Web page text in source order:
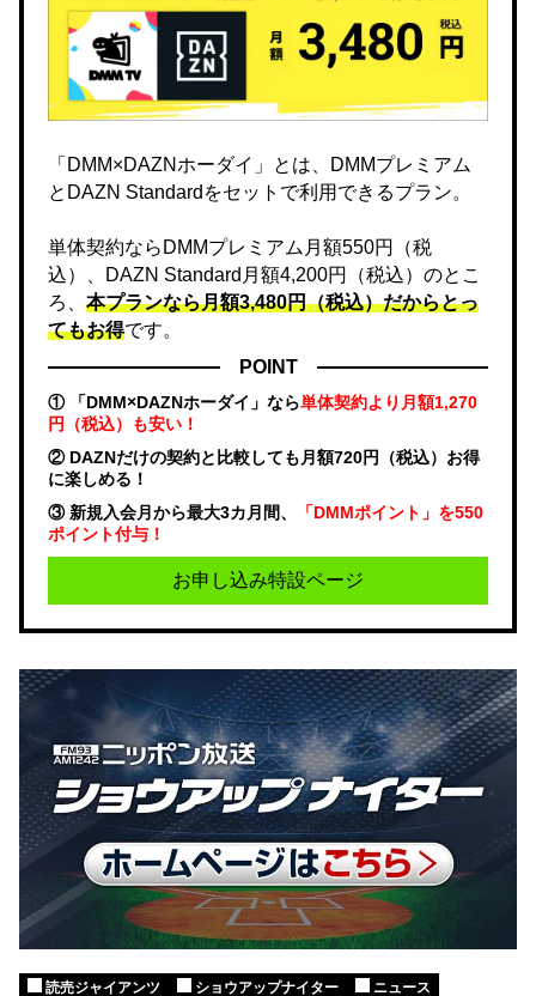
「DMM×DAZNホーダイ」とは、DMMプレミアム
とDAZN Standardをセットで利用できるプラン。
単体契約ならDMMプレミアム月額550円（税
込）、DAZN Standard月額4,200円（税込）のとこ
ろ、 本プランなら月額3,480円（税込）だからとっ
てもお得です。
POINT
① 「DMM×DAZNホーダイ」なら単体契約より月額1,270
円（税込）も安い！
② DAZNだけの契約と比較しても月額720円（税込）お得
に楽しめる！
③ 新規入会月から最大3カ月間、
「DMMポイント」を550
ポイント付与！
お申し込み特設ページ
読売ジャイアンツ ショウアップナイター ニュース